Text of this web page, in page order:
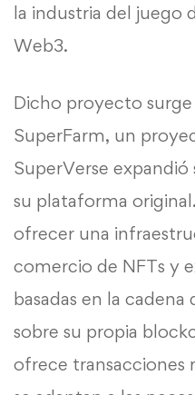
la industria del juego
Web3.
Dicho proyecto
SuperFarm, un
SuperVerse
su plataforma
ofrecer una
comercio de NFTs y
basadas en la
sobre su propia
ofrece transacciones